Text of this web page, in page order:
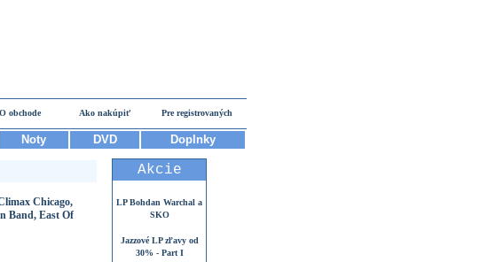
O obchode Ako nakúpiť Pre registrovaných
Noty DVD Doplnky
Chicago,
Band, East Of
Akcie
LP Bohdan Warchal a
SKO
Jazzové LP zľavy od
30% - Part I